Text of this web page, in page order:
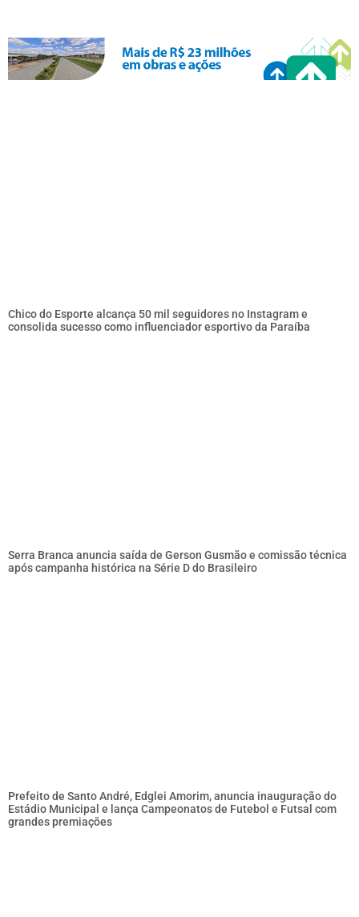
Chico do Esporte alcança 50 mil seguidores no Instagram e
consolida sucesso como influenciador esportivo da Paraíba
Serra Branca anuncia saída de Gerson Gusmão e comissão técnica
após campanha histórica na Série D do Brasileiro
Prefeito de Santo André, Edglei Amorim, anuncia inauguração do
Estádio Municipal e lança Campeonatos de Futebol e Futsal com
grandes premiações